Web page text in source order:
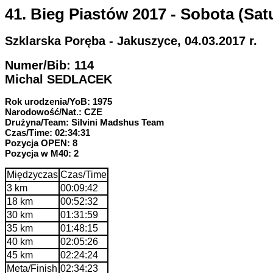
41. Bieg Piastów 2017 - Sobota
Szklarska Poręba - Jakuszyce, 04.03.2017 r.
Numer/Bib: 114
Michal SEDLACEK
Rok urodzenia/YoB: 1975
Narodowość/Nat.: CZE
Drużyna/Team: Silvini Madshus Team
Czas/Time: 02:34:31
Pozycja OPEN: 8
Pozycja w M40: 2
Międzyczas Czas/Time
3 km
00:09:42
18 km
00:52:32
30 km
01:31:59
35 km
01:48:15
40 km
02:05:26
45 km
02:24:24
Meta/Finish 02:34:23